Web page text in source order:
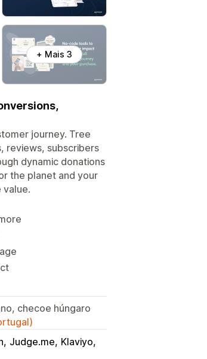
+ Mais 3
journey. Tree
reviews, subscribers
dynamic donations
the planet and your
value.
checoe húngaro
Judge.me Klaviyo